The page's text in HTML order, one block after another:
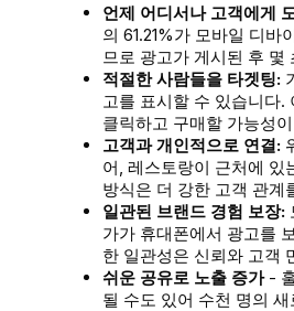
언제 어디서나 고객에게
의 61.21%가 모바일 디
므로 광고가 게시된 후 몇
적절한 사람들을 타겟팅:
고를 표시할 수 있습니다
클릭하고 구매할 가능성
고객과 개인적으로 연결:
어, 레스토랑이 근처에 있
방식은 더 강한 고객 관계
일관된 브랜드 경험 보장:
가가 휴대폰에서 광고를
한 일관성은 신뢰와 고객
쉬운 공유로 노출 증가-
될 수도 있어 수천 명의